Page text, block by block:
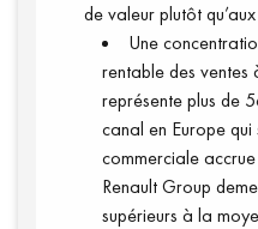
de valeur plutôt
Une
rentable des ventes
représente plus de
canal en Europe qui
commerciale
Renault Group
supérieurs à la